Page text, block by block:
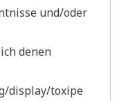
und/oder
denen
display/toxipe